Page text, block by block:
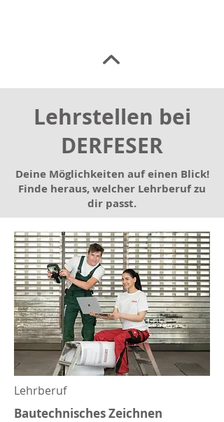
Lehrstellen bei
DERFESER
Deine Möglichkeiten auf einen Blick!
Finde heraus, welcher Lehrberuf zu
dir passt.
Lehrberuf
Bautechnisches Zeichnen